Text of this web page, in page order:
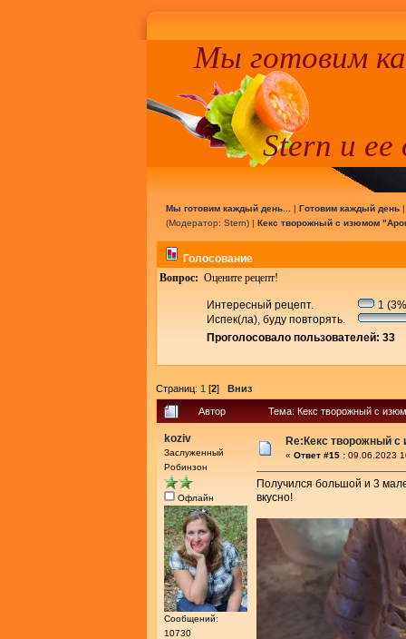
Мы готовим
Stern и ее
Мы готовим каждый день... | Готовим каждый день
(Модератор: Stern) | Кекс творожный с изюмом
Голосование
Вопрос: Оцените рецепт!
Интересный рецепт.
1
Испек(ла), буду повторять.
Проголосовало пользователей: 33
Страниц: 1 [2] Вниз
Автор Тема: Кекс творожный с
koziv
Заслуженный
Робинзон
Офлайн
Сообщений:
10730
Re:Кекс творожный
« Ответ #15 : 09.06.2023
Получился большой и 3
вкусно!